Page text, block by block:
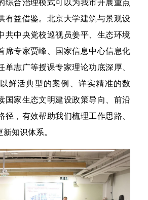
综合治理模式可以为我市开展重点
有益借鉴。北京大学建筑与景观设
共中央党校巡视员姜平、生态环境
席专家贾峰、国家信息中心信息化
单志广等授课专家理论功底深厚、
鲜活典型的案例、详实精准的数
国家生态文明建设政策导向、前沿
径，有效帮助我们梳理工作思路、
知识体系。